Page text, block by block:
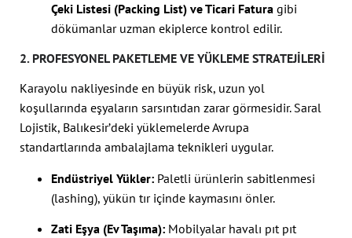
Çeki Listesi (Packing List) ve Ticari Fatura gibi
dökümanlar uzman ekiplerce kontrol edilir.
2. PROFESYONEL PAKETLEME VE YÜKLEME STRATEJILERI
Karayolu nakliyesinde en büyük risk, uzun yol
koşullarında eşyaların sarsıntıdan zarar görmesidir. Saral
Lojistik, Balıkesir’deki yüklemelerde Avrupa
standartlarında ambalajlama teknikleri uygular.
Endüstriyel Yükler: Paletli ürünlerin sabitlenmesi
(lashing), yükün tır içinde kaymasını önler.
Zati Eşya (Ev Taşıma): Mobilyalar havalı pıt pıt